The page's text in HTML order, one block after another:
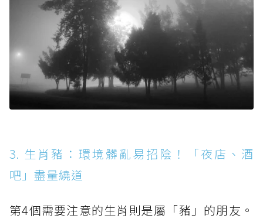
3. 生肖豬：環境髒亂易招陰！「夜店、酒
吧」盡量繞道
第4個需要注意的生肖則是屬「豬」的朋友。